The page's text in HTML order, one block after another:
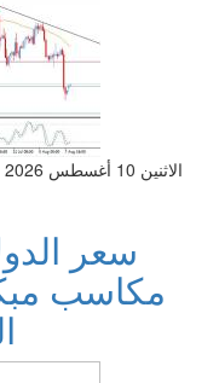
الاثنين 10 أغسطس 2026 06:42 صباحاً
سعر
مكاسب